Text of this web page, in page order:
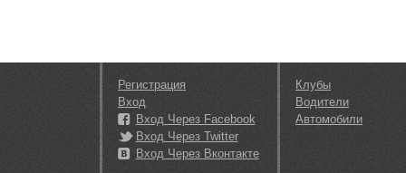
Регистрация
Вход
Вход Через Facebook
Вход Через Twitter
Вход Через Вконтакте
Клубы
Водители
Автомобили